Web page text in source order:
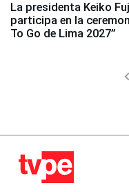
La presidenta Keiko
participa en la
To Go de Lima 2027”
chevron_left